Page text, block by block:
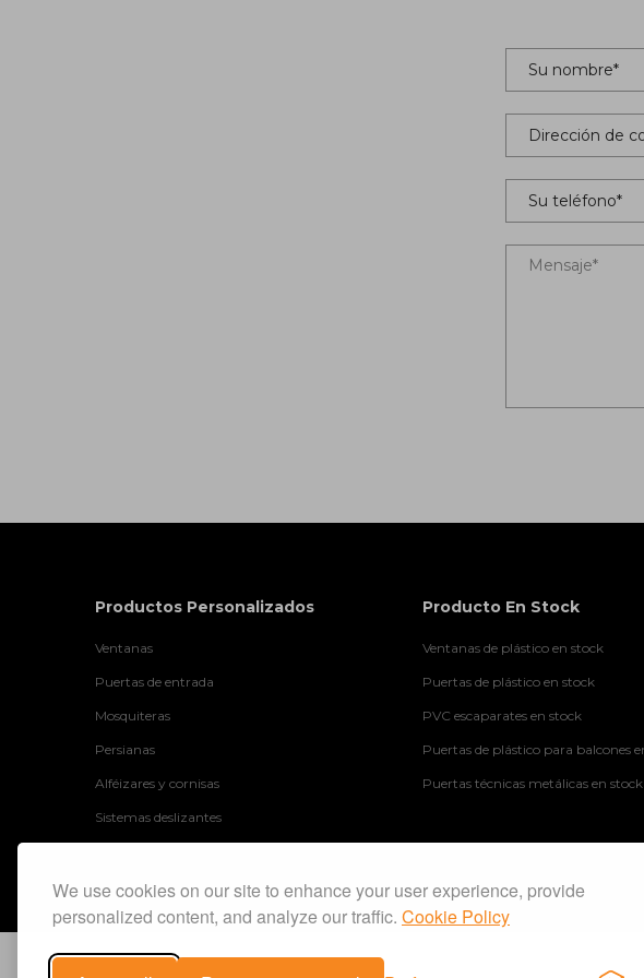
We use cookies on our site to enhance your user experience, provide
personalized content, and analyze our traffic. Cookie Policy
Productos Personalizados
Ventanas
Puertas de entrada
Mosquiteras
Persianas
Alféizares y cornisas
Sistemas deslizantes
Producto En Stock
Ventanas de plástico en stock
Puertas de plástico en stock
PVC escaparates en stock
Puertas de plástico para balcones
Puertas técnicas metálicas en stock